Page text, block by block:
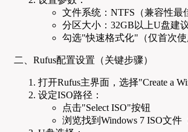
文件系统：NTFS（兼容性最
分区大小：32GB以上U盘建
勾选"快速格式化"（仅首次使
二、Rufus配置设置（关键步骤）
打开Rufus主界面，选择"Create a
设定ISO路径：
点击"Select ISO"按钮
浏览找到Windows 7 ISO文件